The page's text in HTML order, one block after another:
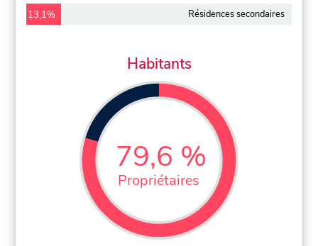
13,1% Résidences secondaires
Habitants
79,6 %
Propriétaires